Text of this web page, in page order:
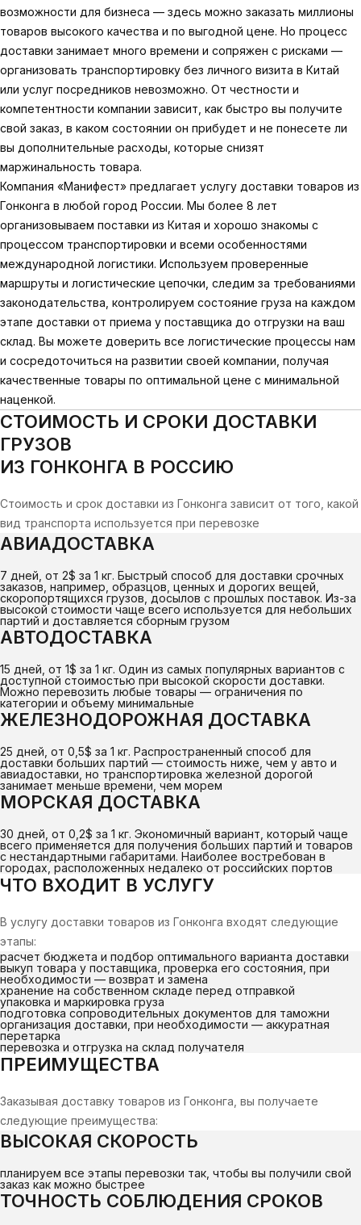
возможности для бизнеса — здесь можно заказать миллионы
товаров высокого качества и по выгодной цене. Но процесс
доставки занимает много времени и сопряжен с рисками —
организовать транспортировку без личного визита в Китай
или услуг посредников невозможно. От честности и
компетентности компании зависит, как быстро вы получите
свой заказ, в каком состоянии он прибудет и не понесете ли
вы дополнительные расходы, которые снизят
маржинальность товара.
Компания «Манифест» предлагает услугу доставки товаров из
Гонконга в любой город России. Мы более 8 лет
организовываем поставки из Китая и хорошо знакомы с
процессом транспортировки и всеми особенностями
международной логистики. Используем проверенные
маршруты и логистические цепочки, следим за требованиями
законодательства, контролируем состояние груза на каждом
этапе доставки от приема у поставщика до отгрузки на ваш
склад. Вы можете доверить все логистические процессы нам
и сосредоточиться на развитии своей компании, получая
качественные товары по оптимальной цене с минимальной
наценкой.
СТОИМОСТЬ И СРОКИ ДОСТАВКИ
ГРУЗОВ
ИЗ ГОНКОНГА В РОССИЮ
Стоимость и срок доставки из Гонконга зависит от того, какой
вид транспорта используется при перевозке
АВИАДОСТАВКА
7 дней, от 2$ за 1 кг. Быстрый способ для доставки срочных
заказов, например, образцов, ценных и дорогих вещей,
скоропортящихся грузов, досылов с прошлых поставок. Из-за
высокой стоимости чаще всего используется для небольших
партий и доставляется сборным грузом
АВТОДОСТАВКА
15 дней, от 1$ за 1 кг. Один из самых популярных вариантов с
доступной стоимостью при высокой скорости доставки.
Можно перевозить любые товары — ограничения по
категории и объему минимальные
ЖЕЛЕЗНОДОРОЖНАЯ ДОСТАВКА
25 дней, от 0,5$ за 1 кг. Распространенный способ для
доставки больших партий — стоимость ниже, чем у авто и
авиадоставки, но транспортировка железной дорогой
занимает меньше времени, чем морем
МОРСКАЯ ДОСТАВКА
30 дней, от 0,2$ за 1 кг. Экономичный вариант, который чаще
всего применяется для получения больших партий и товаров
с нестандартными габаритами. Наиболее востребован в
городах, расположенных недалеко от российских портов
ЧТО ВХОДИТ В УСЛУГУ
В услугу доставки товаров из Гонконга входят следующие
этапы:
расчет бюджета и подбор оптимального варианта доставки
выкуп товара у поставщика, проверка его состояния, при
необходимости — возврат и замена
хранение на собственном складе перед отправкой
упаковка и маркировка груза
подготовка сопроводительных документов для таможни
организация доставки, при необходимости — аккуратная
перетарка
перевозка и отгрузка на склад получателя
ПРЕИМУЩЕСТВА
Заказывая доставку товаров из Гонконга, вы получаете
следующие преимущества:
ВЫСОКАЯ СКОРОСТЬ
планируем все этапы перевозки так, чтобы вы получили свой
заказ как можно быстрее
ТОЧНОСТЬ СОБЛЮДЕНИЯ СРОКОВ